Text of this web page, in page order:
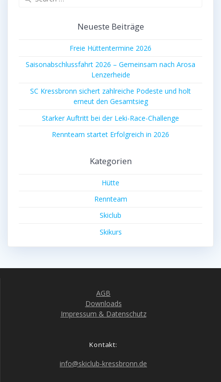
Neueste Beiträge
Freie Hüttentermine 2026
Saisonabschlussfahrt 2026 – Gemeinsam nach Arosa
Lenzerheide
SC Kressbronn sichert zahlreiche Podeste und holt
erneut den Gesamtsieg
Starker Auftritt bei der Leki-Race-Challenge
Rennteam startet Erfolgreich in 2026
Kategorien
Hütte
Rennteam
Skiclub
Skikurs
AGB
Downloads
Impressum & Datenschutz
Kontakt:
info@skiclub-kressbronn.de